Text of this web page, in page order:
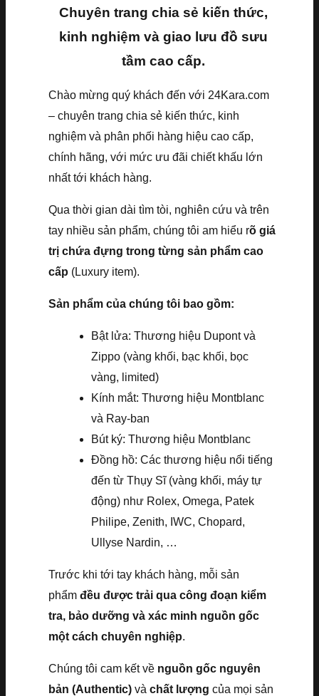
Chuyên trang chia sẻ kiến thức,
kinh nghiệm và giao lưu đồ sưu
tầm cao cấp.
Chào mừng quý khách đến với 24Kara.com
– chuyên trang chia sẻ kiến thức, kinh
nghiệm và phân phối hàng hiệu cao cấp,
chính hãng, với mức ưu đãi chiết khấu lớn
nhất tới khách hàng.
Qua thời gian dài tìm tòi, nghiên cứu và trên
tay nhiều sản phẩm, chúng tôi am hiểu rõ giá
trị chứa đựng trong từng sản phẩm cao
cấp (Luxury item).
Sản phẩm của chúng tôi bao gồm:
Bật lửa: Thương hiệu Dupont và
Zippo (vàng khối, bạc khối, bọc
vàng, limited)
Kính mắt: Thương hiệu Montblanc
và Ray-ban
Bút ký: Thương hiệu Montblanc
Đồng hồ: Các thương hiệu nổi tiếng
đến từ Thụy Sĩ (vàng khối, máy tự
động) như Rolex, Omega, Patek
Philipe, Zenith, IWC, Chopard,
Ullyse Nardin, …
Trước khi tới tay khách hàng, mỗi sản
phẩm đều được trải qua công đoạn kiểm
tra, bảo dưỡng và xác minh nguồn gốc
một cách chuyên nghiệp.
Chúng tôi cam kết về nguồn gốc nguyên
bản (Authentic) và chất lượng của mọi sản